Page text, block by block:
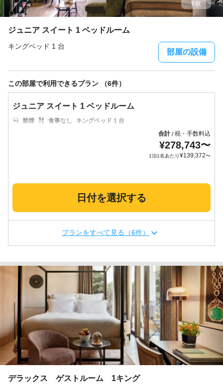
ジュニア スイート 1 ベッドルーム
キングベッド 1 台
部屋の設備
6枚
この部屋で利用できるプラン （6件）
ジュニア スイート 1 ベッドルーム
禁煙 食事なし
キングベッド 1 台
合計/税・手数料込
¥278,743〜
1泊1名あたり¥139,372〜
日付を選択する
プランをすべて見る（6件）
デラックス ゲストルーム 1キング